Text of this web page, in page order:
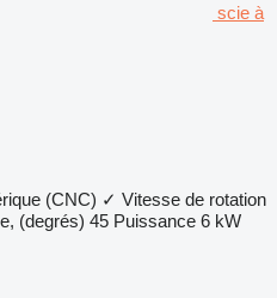
scie à
(CNC) ✓ Vitesse de rotation
(degrés) 45 Puissance 6 kW